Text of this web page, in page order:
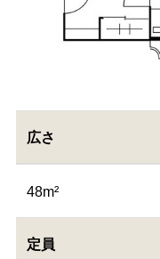
広さ
48m²
定員